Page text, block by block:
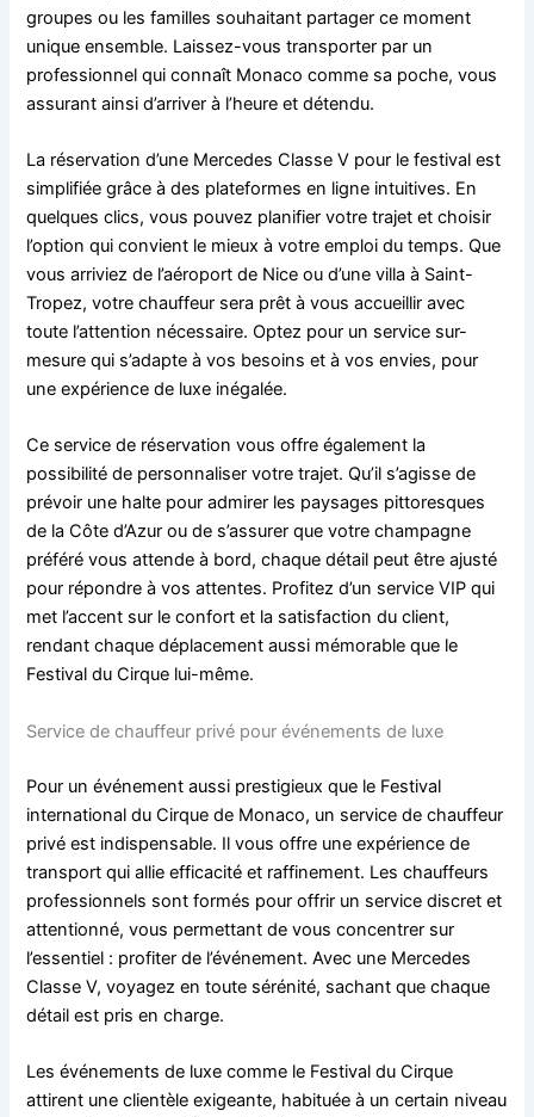
groupes ou les familles souhaitant partager ce moment
unique ensemble. Laissez-vous transporter par un
professionnel qui connaît Monaco comme sa poche, vous
assurant ainsi d’arriver à l’heure et détendu.
La réservation d’une Mercedes Classe V pour le festival est
simplifiée grâce à des plateformes en ligne intuitives. En
quelques clics, vous pouvez planifier votre trajet et choisir
l’option qui convient le mieux à votre emploi du temps. Que
vous arriviez de l’aéroport de Nice ou d’une villa à Saint-
Tropez, votre chauffeur sera prêt à vous accueillir avec
toute l’attention nécessaire. Optez pour un service sur-
mesure qui s’adapte à vos besoins et à vos envies, pour
une expérience de luxe inégalée.
Ce service de réservation vous offre également la
possibilité de personnaliser votre trajet. Qu’il s’agisse de
prévoir une halte pour admirer les paysages pittoresques
de la Côte d’Azur ou de s’assurer que votre champagne
préféré vous attende à bord, chaque détail peut être ajusté
pour répondre à vos attentes. Profitez d’un service VIP qui
met l’accent sur le confort et la satisfaction du client,
rendant chaque déplacement aussi mémorable que le
Festival du Cirque lui-même.
Service de chauffeur privé pour événements de luxe
Pour un événement aussi prestigieux que le Festival
international du Cirque de Monaco, un service de chauffeur
privé est indispensable. Il vous offre une expérience de
transport qui allie efficacité et raffinement. Les chauffeurs
professionnels sont formés pour offrir un service discret et
attentionné, vous permettant de vous concentrer sur
l’essentiel : profiter de l’événement. Avec une Mercedes
Classe V, voyagez en toute sérénité, sachant que chaque
détail est pris en charge.
Les événements de luxe comme le Festival du Cirque
attirent une clientèle exigeante, habituée à un certain niveau